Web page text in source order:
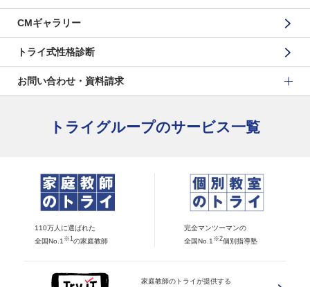
CMギャラリー
トライ式性格診断
お問い合わせ・資料請求
トライグループのサービス一覧
110万人に選ばれた
全国No.1 ※1 の家庭教師
完全マンツーマンの
全国No.1 ※2個別指導塾
家庭教師のトライが提供する